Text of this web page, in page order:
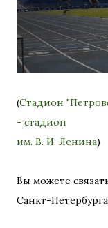
(Стадион
- стадион
им. В. И. Ленина)
Вы можете
Санкт-